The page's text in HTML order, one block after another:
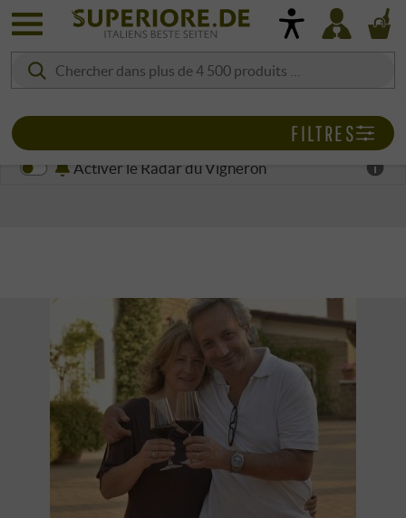
Activer le Radar du Vigneron
FILTRES